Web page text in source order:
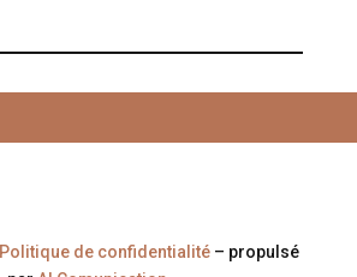
Politique de confidentialité– propulsé